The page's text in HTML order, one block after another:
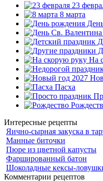
23
8 марта
На
Пасха
Интересные рецепты
Яично-сырная закуска в
Манные биточки
Пюре из цветной капусты
Фаршированный батон
Шоколадные кексы-
Комментарии рецептов